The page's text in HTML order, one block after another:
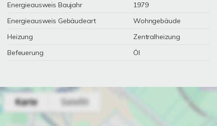
Energieausweis Baujahr
1979
Energieausweis Gebäudeart
Wohngebäude
Heizung
Zentralheizung
Befeuerung
Öl